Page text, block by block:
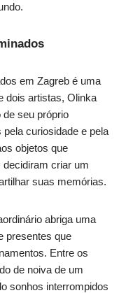
em Zagreb é uma
dois artistas, Olinka
seu próprio
curiosidade e pela
objetos que
criar um
suas memórias.
abriga uma
presentes que
Entre os
de noiva de um
sonhos interrompidos